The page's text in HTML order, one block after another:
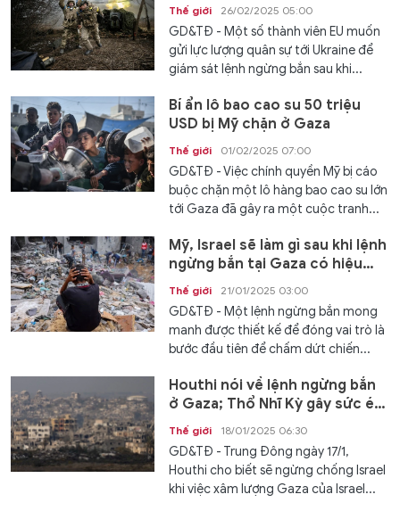
Thế giới 26/02/2025 05:00
GD&TĐ - Một số thành viên EU muốn
gửi lực lượng quân sự tới Ukraine để
giám sát lệnh ngừng bắn sau khi...
Bí ẩn lô bao cao su 50 triệu
USD bị Mỹ chặn ở Gaza
Thế giới 01/02/2025 07:00
GD&TĐ - Việc chính quyền Mỹ bị cáo
buộc chặn một lô hàng bao cao su lớn
tới Gaza đã gây ra một cuộc tranh...
Mỹ, Israel sẽ làm gì sau khi lệnh
ngừng bắn tại Gaza có hiệu
lực?
Thế giới 21/01/2025 03:00
GD&TĐ - Một lệnh ngừng bắn mong
manh được thiết kế để đóng vai trò là
bước đầu tiên để chấm dứt chiến...
Houthi nói về lệnh ngừng bắn
ở Gaza; Thổ Nhĩ Kỳ gây sức ép
ở Syria
Thế giới 18/01/2025 06:30
GD&TĐ - Trung Đông ngày 17/1,
Houthi cho biết sẽ ngừng chống Israel
khi việc xâm lượng Gaza của Israel...